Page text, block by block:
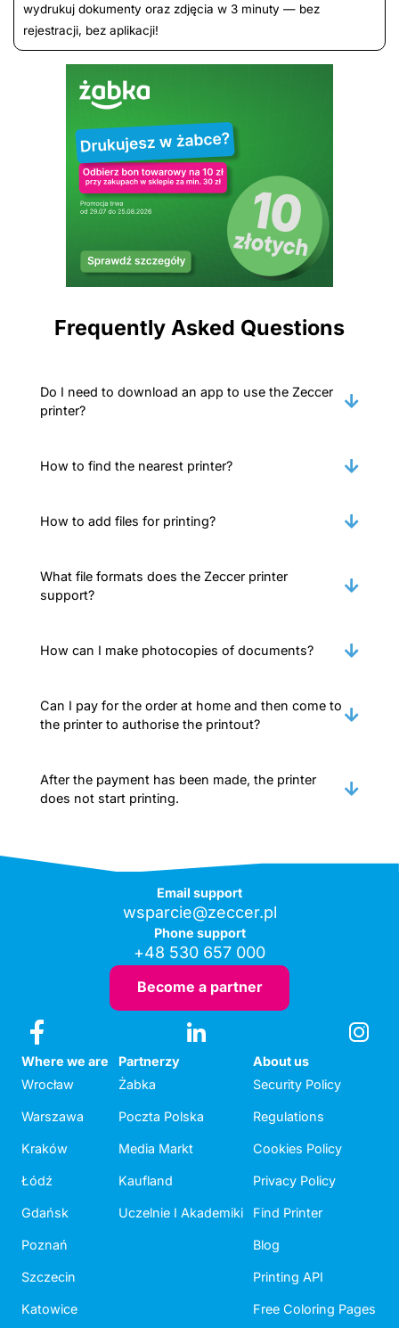
wydrukuj dokumenty oraz zdjęcia w 3 minuty — bez
rejestracji, bez aplikacji!
Frequently Asked Questions
Do I need to download an app to use the Zeccer
printer?
How to find the nearest printer?
How to add files for printing?
What file formats does the Zeccer printer
support?
How can I make photocopies of documents?
Can I pay for the order at home and then come to
the printer to authorise the printout?
After the payment has been made, the printer
does not start printing.
Email support
wsparcie@zeccer.pl
Phone support
+48 530 657 000
Become a partner
Where we are
Wrocław
Warszawa
Kraków
Łódź
Gdańsk
Poznań
Szczecin
Katowice
Partnerzy
Żabka
Poczta Polska
Media Markt
Kaufland
Uczelnie I Akademiki
About us
Security Policy
Regulations
Cookies Policy
Privacy Policy
Find Printer
Blog
Printing API
Free Coloring Pages